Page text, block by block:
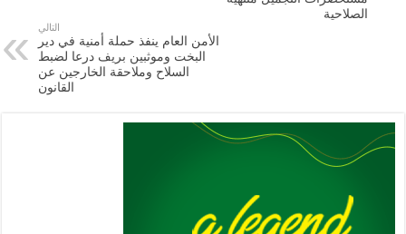
n
p
الصلاحية
التالي
الأمن العام ينفذ حملة أمنية في دير
البخت وموثبين بريف درعا لضبط
السلاح وملاحقة الخارجين عن
القانون